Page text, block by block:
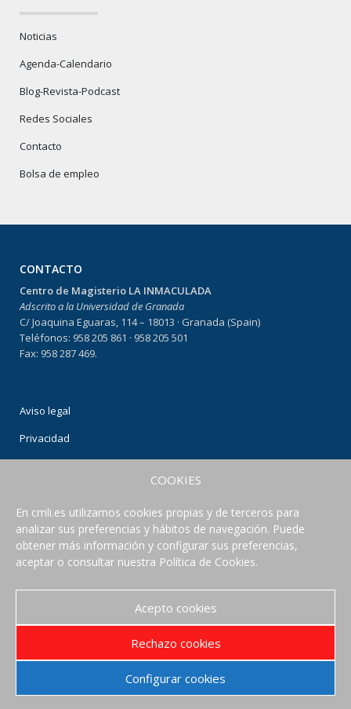
COOKIES
En cmli.es utilizamos cookies propias y de terceros para
analizar sus preferencias y hábitos de navegación. Puede
obtener más información y configurar sus preferencias,
aceptar o consultar nuestra Política de Cookies.
Acepto cookies
Rechazo cookies
Configurar cookies
Noticias
Agenda-Calendario
Blog-Revista-Podcast
Redes Sociales
Contacto
Bolsa de empleo
CONTACTO
Centro de Magisterio LA INMACULADA
Adscrito a la Universidad de Granada
C/ Joaquina Eguaras, 114 – 18013 · Granada (Spain)
Teléfonos: 958 205 861 · 958 205 501
Fax: 958 287 469.
Aviso legal
Privacidad
CONECTA CON NOSOTROS